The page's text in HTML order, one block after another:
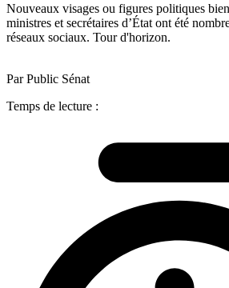
Nouveaux visages ou figures politiques
ministres et secrétaires d’État ont été
réseaux sociaux. Tour d'horizon.
Par Public Sénat
Temps de lecture :